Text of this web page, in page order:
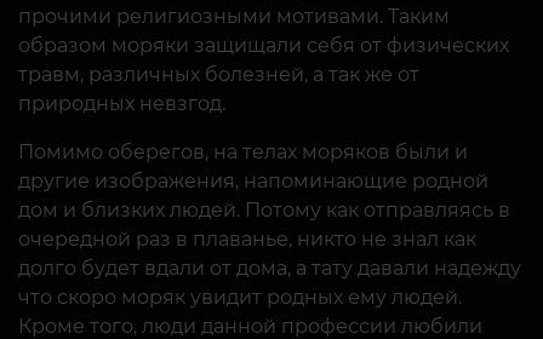
прочими религиозными мотивами. Таким
образом моряки защищали себя от физических
травм, различных болезней, а так же от
природных невзгод.
Помимо оберегов, на телах моряков были и
другие изображения, напоминающие родной
дом и близких людей. Потому как отправляясь в
очередной раз в плаванье, никто не знал как
долго будет вдали от дома, а тату давали надежду
что скоро моряк увидит родных ему людей.
Кроме того, люди данной профессии любили